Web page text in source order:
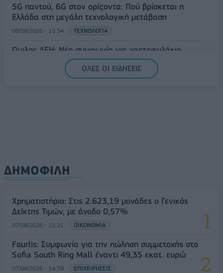
5G παντού, 6G στον ορίζοντα: Πού βρίσκεται η
Ελλάδα στη μεγάλη τεχνολογική μετάβαση
08/08/2026 - 10:54 ΤΕΧΝΟΛΟΓΙΑ
Όμιλος ΔΕΗ: Νέα συμφωνία για χαρτοφυλάκιο
έργων ΑΠΕ άνω των 2 GW σε Πολωνία και
ΟΛΕΣ ΟΙ ΕΙΔΗΣΕΙΣ
ΔΗΜΟΦΙΛΗ
Χρηματιστήριο: Στις 2.623,19 μονάδες ο Γενικός
Δείκτης Τιμών, με άνοδο 0,57%
07/08/2026 - 15:21 ΟΙΚΟΝΟΜΙΑ
Fourlis: Συμφωνία για την πώληση συμμετοχής στο
Sofia South Ring Mall έναντι 49,35 εκατ. ευρώ
07/08/2026 - 14:39 ΕΠΙΧΕΙΡΗΣΕΙΣ